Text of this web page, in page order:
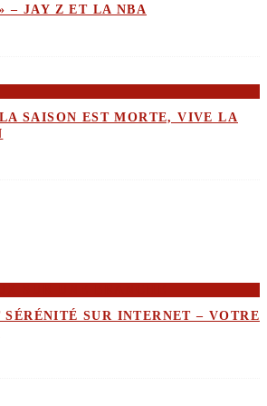
– JAY Z ET LA NBA
SAISON EST MORTE, VIVE LA
SÉRÉNITÉ SUR INTERNET – VOTRE